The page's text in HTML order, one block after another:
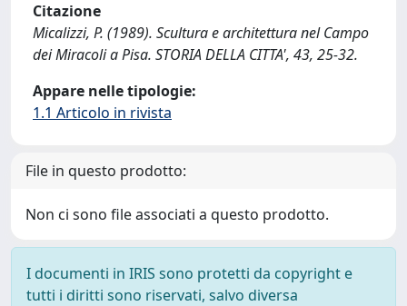
Citazione
Micalizzi, P. (1989). Scultura e architettura nel Campo
dei Miracoli a Pisa. STORIA DELLA CITTA', 43, 25-32.
Appare nelle tipologie:
1.1 Articolo in rivista
File in questo prodotto:
Non ci sono file associati a questo prodotto.
I documenti in IRIS sono protetti da copyright e
tutti i diritti sono riservati, salvo diversa